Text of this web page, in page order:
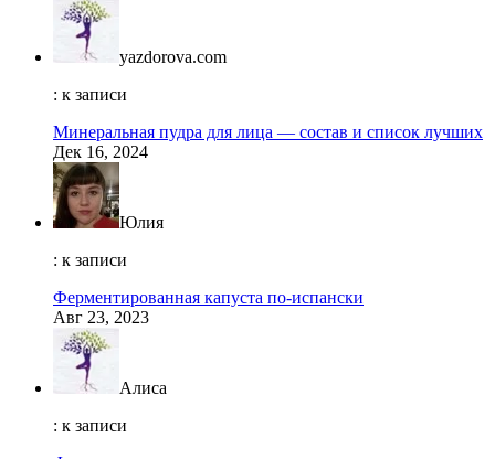
yazdorova.com
: к записи
Минеральная пудра для лица — состав и список лучших
Дек 16, 2024
Юлия
: к записи
Ферментированная капуста по-испански
Авг 23, 2023
Алиса
: к записи